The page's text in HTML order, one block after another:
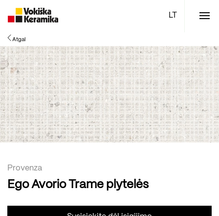
Atgal
Provenza
Ego Avorio Trame plytelės
Meniu
Plytelės
Vonios kambario įranga
Boen parketlentės
Specialūs pasiūlymai TOP